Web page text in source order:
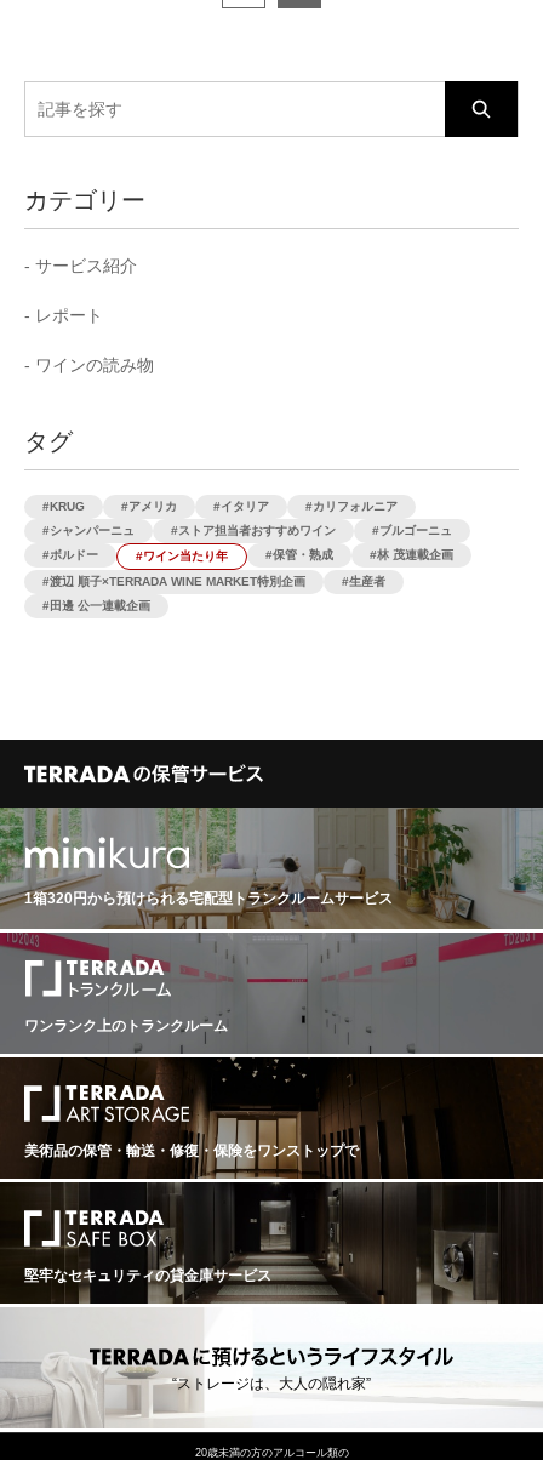
索:
カテゴリー
サービス紹介
レポート
ワインの読み物
タグ
KRUG アメリカ イタリア
カリフォルニア
シャンパーニュ
ストア担当者おすすめワイン
ブルゴーニュ
ボルドー
ワイン当たり年 保管・熟成
林 茂連載企画
渡辺 順子×TERRADA WINE MARKET特別企画
生産者
田邊 公一連載企画
1箱320円から預けられる宅配型トランクルームサービス
ワンランク上のトランクルーム
美術品の保管・輸送・修復・保険をワンストップで
堅牢なセキュリティの貸金庫サービス
“ストレージは、大人の隠れ家”
20歳未満の方のアルコール類の